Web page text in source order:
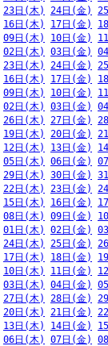
23日(木) 24日(金)
16日(木) 17日(金)
09日(木) 10日(金)
02日(木) 03日(金)
23日(木) 24日(金)
16日(木) 17日(金)
09日(木) 10日(金)
02日(木) 03日(金)
26日(木) 27日(金)
19日(木) 20日(金)
12日(木) 13日(金)
05日(木) 06日(金)
29日(木) 30日(金)
22日(木) 23日(金)
15日(木) 16日(金)
08日(木) 09日(金)
01日(木) 02日(金)
24日(木) 25日(金)
17日(木) 18日(金)
10日(木) 11日(金)
03日(木) 04日(金)
27日(木) 28日(金)
20日(木) 21日(金)
13日(木) 14日(金)
06日(木) 07日(金)